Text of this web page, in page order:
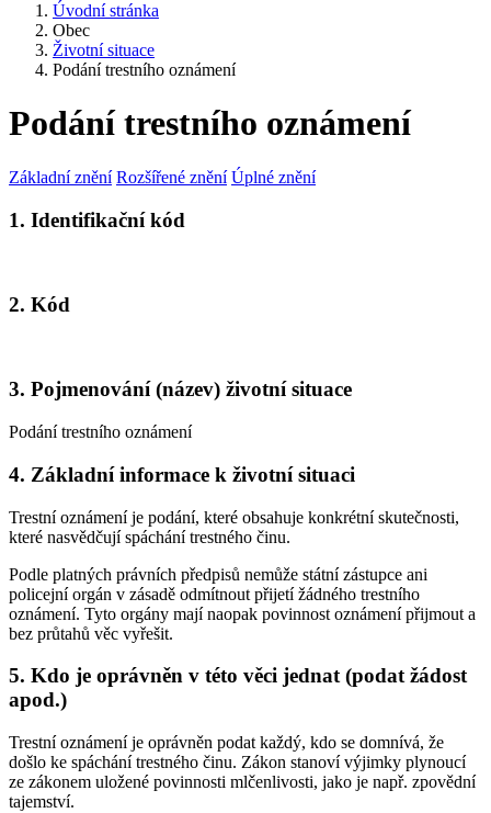
Úvodní stránka
Obec
Životní situace
Podání trestního oznámení
Podání trestního oznámení
Základní znění Rozšířené znění Úplné znění
1. Identifikační kód
2. Kód
3. Pojmenování (název) životní situace
Podání trestního oznámení
4. Základní informace k životní situaci
Trestní oznámení je podání, které obsahuje konkrétní skutečnosti,
které nasvědčují spáchání trestného činu.
Podle platných právních předpisů nemůže státní zástupce ani
policejní orgán v zásadě odmítnout přijetí žádného trestního
oznámení. Tyto orgány mají naopak povinnost oznámení přijmout a
bez průtahů věc vyřešit.
5. Kdo je oprávněn v této věci jednat (podat žádost
apod.)
Trestní oznámení je oprávněn podat každý, kdo se domnívá, že
došlo ke spáchání trestného činu. Zákon stanoví výjimky plynoucí
ze zákonem uložené povinnosti mlčenlivosti, jako je např. zpovědní
tajemství.